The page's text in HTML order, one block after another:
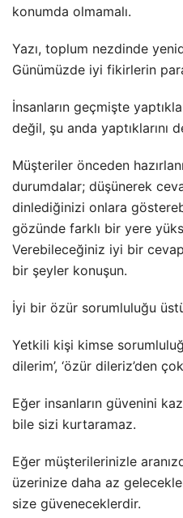
konumda olmamalı.
Yazı, toplum nezdinde
Günümüzde iyi fikirlerin
İnsanların geçmişte
değil, şu anda yaptıklarını
Müşteriler önceden
durumdalar; düşünerek
dinlediğinizi onlara
gözünde farklı bir yere
Verebileceğiniz iyi bir
bir şeyler konuşun.
İyi bir özür sorumluluğu
Yetkili kişi kimse
dilerim’, ‘özür dileriz’den
Eğer insanların güvenini
bile sizi kurtaramaz.
Eğer müşterilerinizle
üzerinize daha az
size güveneceklerdir.